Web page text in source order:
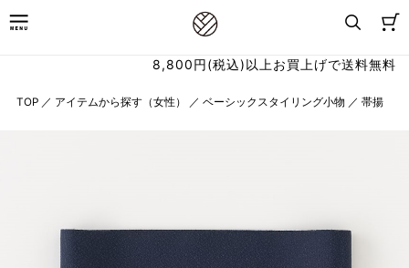
8,800円(税込)以上お買上げで送料無料
TOP ／ アイテムから探す（女性） ／ ベーシックスタイリング小物 ／ 帯揚